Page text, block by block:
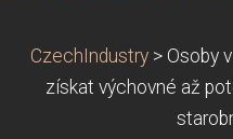
CzechIndustry > Osoby
získat výchovné až